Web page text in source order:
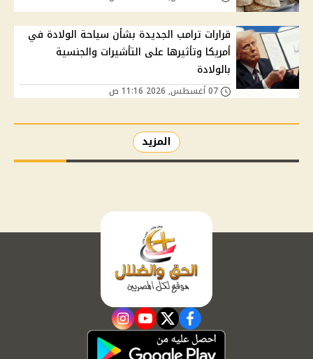
قرارات ترامب الجديدة بشأن سياحة الولادة في
أمريكا وتأثيرها على التأشيرات والجنسية
بالولادة
المزيد
facebook
twitter
youtube
instagram